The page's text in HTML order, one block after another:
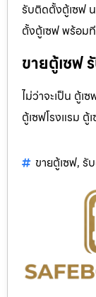
รับติดตั้งตู้เซฟ
ตั้งตู้เซฟ พร้อม
ขายตู้เซฟ
ไม่ว่าจะเป็น ตู้
ตู้เซฟโรงแรม ตู้
ขายตู้เซฟ, รั